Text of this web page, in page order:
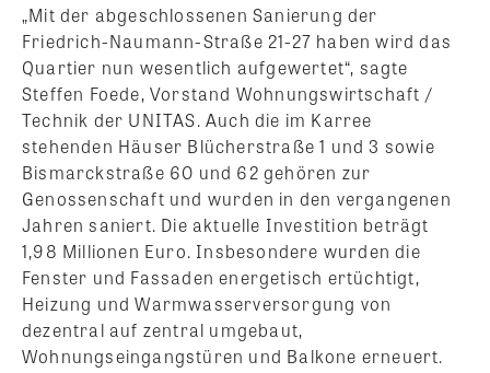
„Mit der abgeschlossenen Sanierung der
Friedrich-Naumann-Straße 21-27 haben wird das
Quartier nun wesentlich aufgewertet“, sagte
Steffen Foede, Vorstand Wohnungswirtschaft /
Technik der UNITAS. Auch die im Karree
stehenden Häuser Blücherstraße 1 und 3 sowie
Bismarckstraße 60 und 62 gehören zur
Genossenschaft und wurden in den vergangenen
Jahren saniert. Die aktuelle Investition beträgt
1,98 Millionen Euro. Insbesondere wurden die
Fenster und Fassaden energetisch ertüchtigt,
Heizung und Warmwasserversorgung von
dezentral auf zentral umgebaut,
Wohnungseingangstüren und Balkone erneuert.